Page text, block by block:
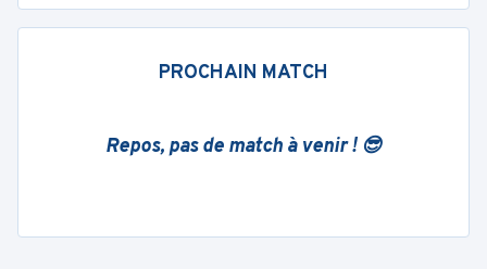
PROCHAIN MATCH
Repos, pas de match à venir ! 😎